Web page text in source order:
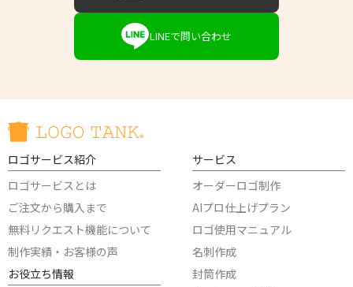
LINEで問い合わせ
ロゴサービス紹介
ロゴサービスとは
ご注文から購入まで
無料リクエスト機能について
制作実績・お客様の声
お役立ち情報
サービス
オーダーロゴ制作
AIプロ仕上げプラン
ロゴ使用マニュアル
名刺作成
封筒作成